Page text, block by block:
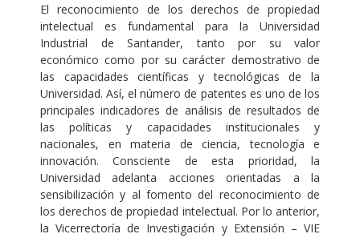
El reconocimiento de los derechos de propiedad
intelectual es fundamental para la Universidad
Industrial de Santander, tanto por su valor
económico como por su carácter demostrativo de
las capacidades científicas y tecnológicas de la
Universidad. Así, el número de patentes es uno de los
principales indicadores de análisis de resultados de
las políticas y capacidades institucionales y
nacionales, en materia de ciencia, tecnología e
innovación. Consciente de esta prioridad, la
Universidad adelanta acciones orientadas a la
sensibilización y al fomento del reconocimiento de
los derechos de propiedad intelectual. Por lo anterior,
la Vicerrectoría de Investigación y Extensión – VIE